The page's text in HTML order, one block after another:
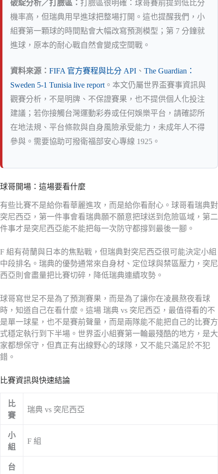
破綻分析／打臉區： 打臉區很明確：球哥賽前提到低比分
機率高，但瑞典用早進球把整場打開。這也提醒我們，小
組賽第一顆球的時間點會大幅改寫預測模型；第 7 分鐘就
進球，原本的耐心戰自然會變成空間戰。
資料來源： FIFA 官方賽程與比分 API 、 The Guardian：
Sweden 5-1 Tunisia live report 。本文仍屬世界盃賽事資訊與
觀賽分析，不是明牌、不保證賽果，也不提供個人化投注
建議；若你接觸台灣運動彩券或任何娛樂平台，請確認所
在地法規、平台條款與自身風險承受能力，未成年人不得
參與。需要協助可撥衛福部安心專線 1925。
球哥開場：這場要看什麼
有些比賽不是給你看華麗進攻，而是給你看耐心。球哥看瑞典對
突尼西亞，第一件事會看瑞典願不願意把球送到危險區域，第二
件事才是突尼西亞能不能把每一次防守都撐到最後一腳。
F 組有荷蘭與日本的焦點戰，但瑞典對突尼西亞很可能決定小組
中段排名。瑞典的優勢通常來自身材、定位球與禁區壓力，突尼
西亞則會盡量把比賽切碎，降低瑞典連續攻勢。
球哥寫世足不是為了預測賽果，而是為了讓你在凌晨熬夜看球
時，知道自己在看什麼。這場 瑞典 vs 突尼西亞，最值得看的不
是單一球星，也不是賽前聲量，而是兩隊能不能把自己的比賽方
式穩定執行到下半場。世界盃小組賽第一輪最殘酷的地方，是大
家都想保守，但真正有出線野心的球隊，又不能只滿足於不犯
錯。
比賽資訊與快速結論
比
賽
瑞典 vs 突尼西亞
小
組
F 組
台